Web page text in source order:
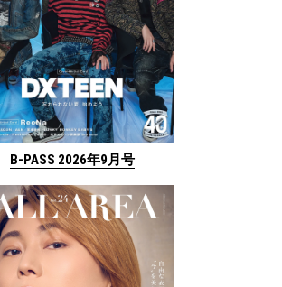
B-PASS 2026年9月号